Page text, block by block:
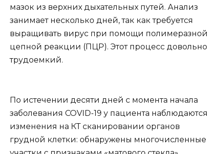
мазок из верхних дыхательных путей. Анализ
занимает несколько дней, так как требуется
выращивать вирус при помощи полимеразной
цепной реакции (ПЦР). Этот процесс довольно
трудоемкий.
По истечении десяти дней с момента начала
заболевания COVID-19 у пациента наблюдаются
изменения на КТ сканировании органов
грудной клетки: обнаружены многочисленные